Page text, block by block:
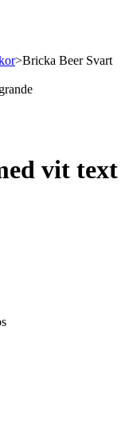
>Bricka Beer Svart
vit text